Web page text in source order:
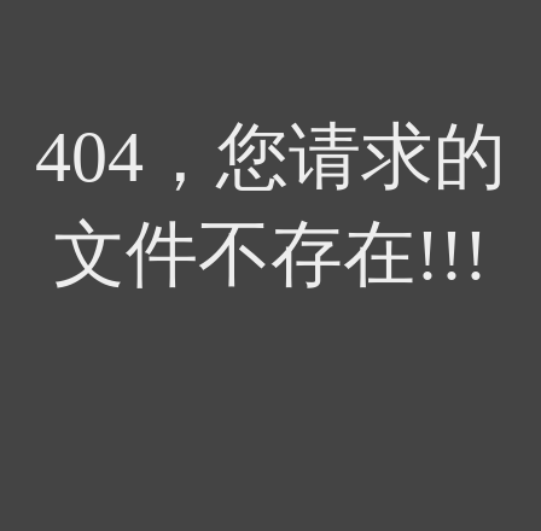
404，您请求的
文件不存在!!!